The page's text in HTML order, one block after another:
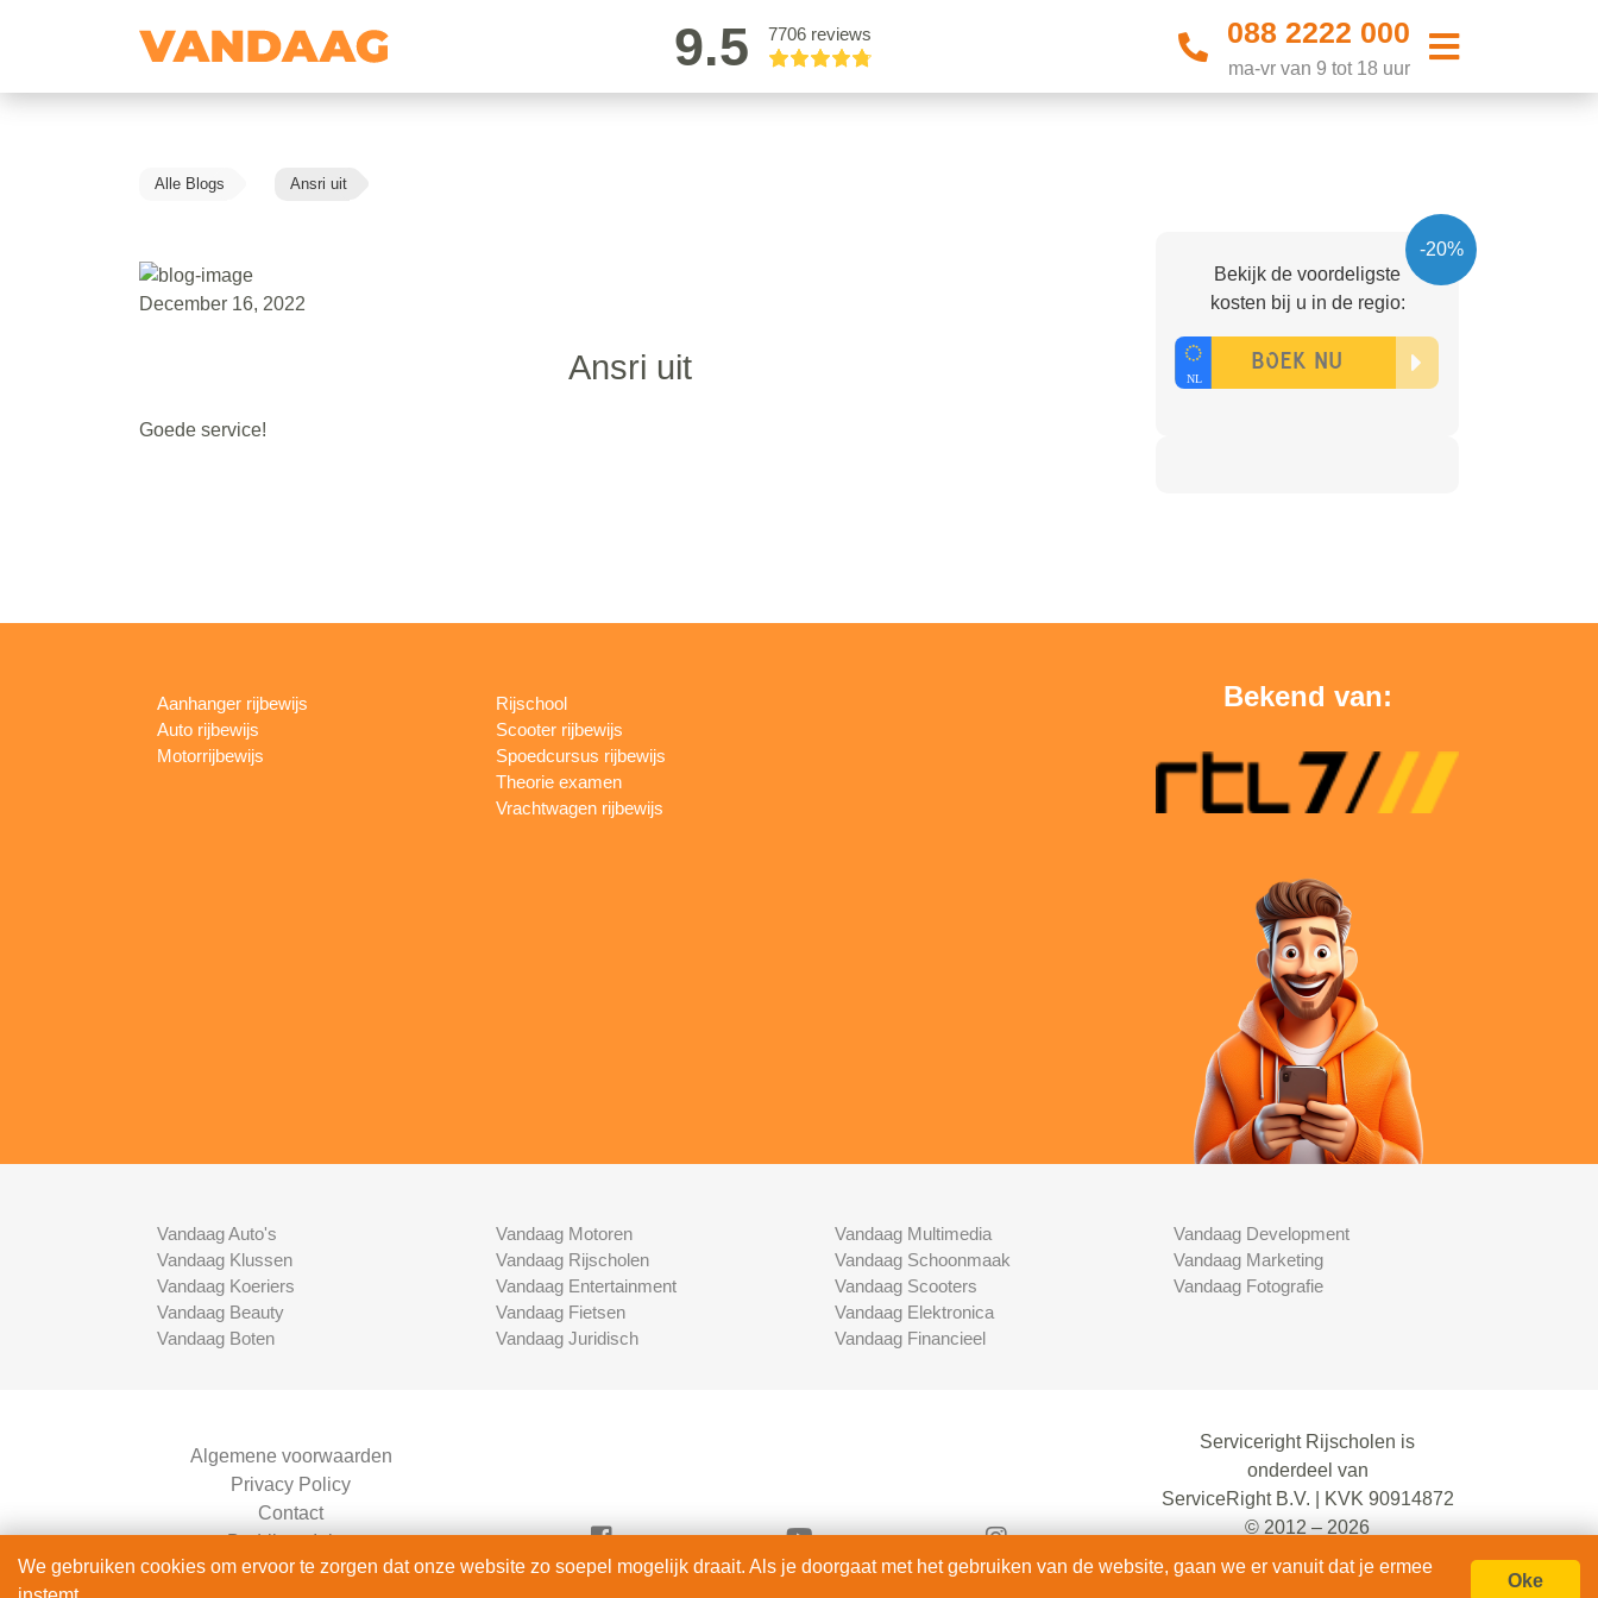
9.5 7706 reviews 088 2222 000
ma-vr van 9 tot 18 uur
Alle Blogs Ansri uit
December 16, 2022
Ansri uit
Goede service!
-20%
Bekijk de voordeligste
kosten bij u in de regio:
Aanhanger rijbewijs
Auto rijbewijs
Motorrijbewijs
Rijschool
Scooter rijbewijs
Spoedcursus rijbewijs
Theorie examen
Vrachtwagen rijbewijs
Bekend van:
Vandaag Auto's
Vandaag Klussen
Vandaag Koeriers
Vandaag Beauty
Vandaag Boten
Vandaag Motoren
Vandaag Rijscholen
Vandaag Entertainment
Vandaag Fietsen
Vandaag Juridisch
Vandaag Multimedia
Vandaag Schoonmaak
Vandaag Scooters
Vandaag Elektronica
Vandaag Financieel
Vandaag Development
Vandaag Marketing
Vandaag Fotografie
Algemene voorwaarden
Privacy Policy
Contact
Bedrijven Inlog
Serviceright Rijscholen is
onderdeel van
ServiceRight B.V. | KVK 90914872
© 2012 – 2026
alle rechten voorbehouden.
We gebruiken cookies om ervoor te zorgen dat onze website zo soepel mogelijk draait. Als je doorgaat met het gebruiken van de website, gaan we er vanuit dat je ermee
Oke